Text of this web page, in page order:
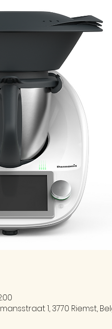
1, 3770 Riemst,